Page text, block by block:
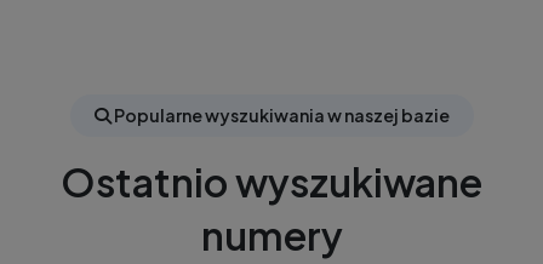
Popularne wyszukiwania w naszej bazie
Ostatnio wyszukiwane
numery